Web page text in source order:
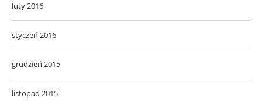
luty 2016
styczeń 2016
grudzień 2015
listopad 2015